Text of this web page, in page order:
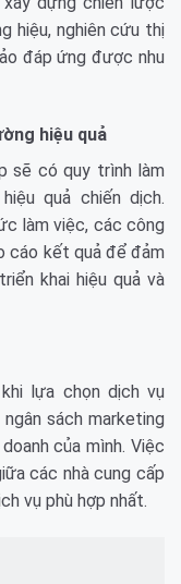
hiệu, nghiên cứu thị
đáp ứng được nhu
hiệu quả
sẽ có quy trình làm
quả chiến dịch.
làm việc, các công
cáo kết quả để đảm
khai hiệu quả và
lựa chọn dịch vụ
sách marketing
của mình. Việc
các nhà cung cấp
vụ phù hợp nhất.